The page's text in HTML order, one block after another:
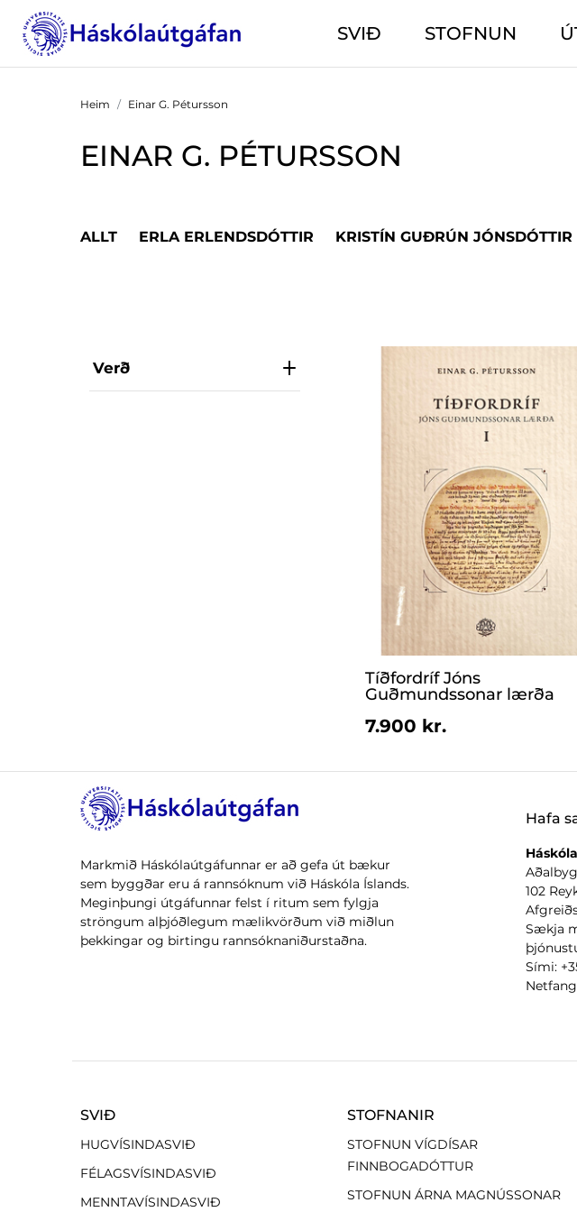
SVIÐ STOFNUN
Heim Einar G. Pétursson
EINAR G. PÉTURSSON
ALLT ERLA ERLENDSDÓTTIR KRISTÍN GUÐRÚN JÓNSDÓTTIR
Verð
Tíðfordríf Jóns
Guðmundssonar lærða
7.900 kr.
Markmið Háskólaútgáfunnar er að gefa út bækur
sem byggðar eru á rannsóknum við Háskóla Íslands.
Meginþungi útgáfunnar felst í ritum sem fylgja
ströngum alþjóðlegum mælikvörðum við miðlun
þekkingar og birtingu rannsóknaniðurstaðna.
Hafa
102
Sækja
Sími:
SVIÐ
HUGVÍSINDASVIÐ
FÉLAGSVÍSINDASVIÐ
MENNTAVÍSINDASVIÐ
STOFNANIR
STOFNUN VÍGDÍSAR
FINNBOGADÓTTUR
STOFNUN ÁRNA MAGNÚSSONAR